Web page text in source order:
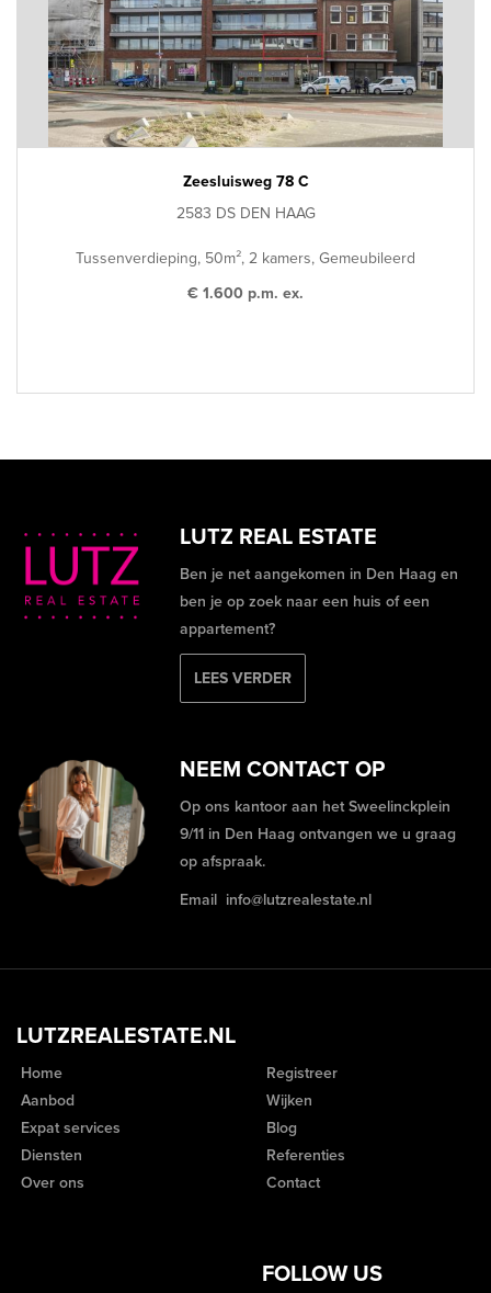
Zeesluisweg 78 C
2583 DS DEN HAAG
Tussenverdieping, 50m², 2 kamers, Gemeubileerd
€ 1.600 p.m. ex.
LUTZ REAL ESTATE
Ben je net aangekomen in Den Haag en
ben je op zoek naar een huis of een
appartement?
LEES VERDER
NEEM CONTACT OP
Op ons kantoor aan het Sweelinckplein
9/11 in Den Haag ontvangen we u graag
op afspraak.
Email info@lutzrealestate.nl
LUTZREALESTATE.NL
Home
Aanbod
Expat services
Diensten
Over ons
Registreer
Wijken
Blog
Referenties
Contact
FOLLOW US